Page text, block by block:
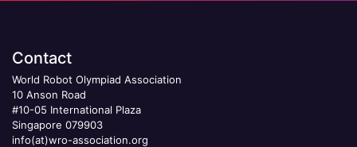
Contact
World Robot Olympiad Association
10 Anson Road
#10-05 International Plaza
Singapore 079903
info(at)wro-association.org